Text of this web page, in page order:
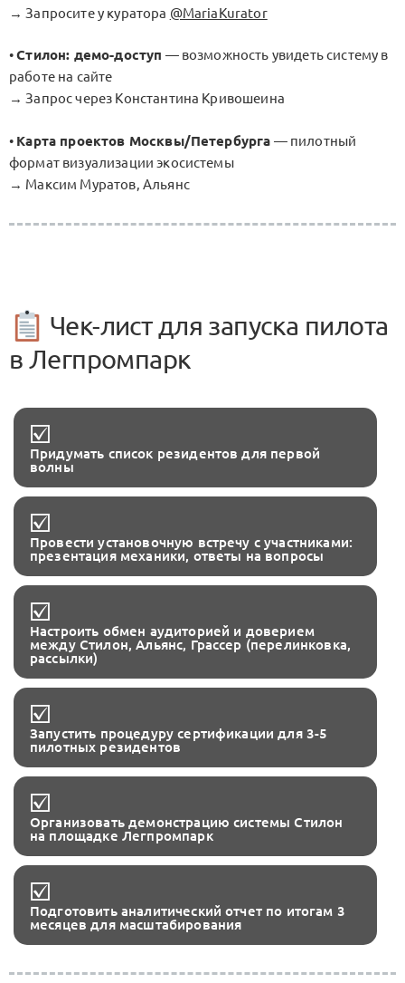
→ Запросите у куратора @MariaKurator
•Стилон: демо-доступ — возможность увидеть систему в
работе на сайте
→ Запрос через Константина Кривошеина
• Карта проектов Москвы/Петербурга — пилотный
формат визуализации экосистемы
→ Максим Муратов, Альянс
Чек-лист для запуска пилота
в Легпромпарк
Придумать список резидентов для первой
волны
Провести установочную встречу с участниками:
презентация механики, ответы на вопросы
Настроить обмен аудиторией и доверием
между Стилон, Альянс, Грассер (перелинковка,
рассылки)
Запустить процедуру сертификации для 3-5
пилотных резидентов
Организовать демонстрацию системы Стилон
на площадке Легпромпарк
Подготовить аналитический отчет по итогам 3
месяцев для масштабирования